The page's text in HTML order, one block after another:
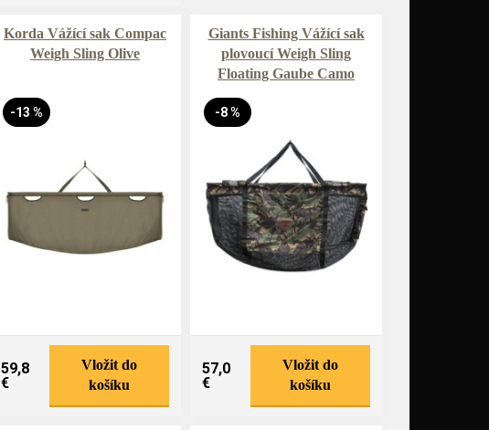
Korda Vážící sak Compac
Weigh Sling Olive
-13 %
59,8
€
Vložit do
košíku
Giants Fishing Vážící sak
plovoucí Weigh Sling
Floating Gaube Camo
-8 %
57,0
€
Vložit do
košíku